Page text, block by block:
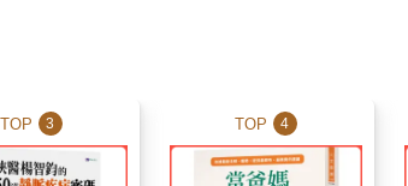
TOP 3 TOP 4